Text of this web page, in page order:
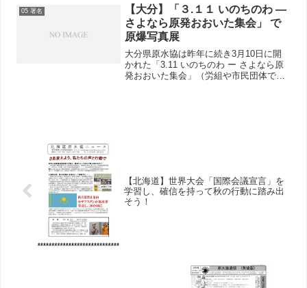
が参加しました。健生会から参加した8人
から、「原発被害...
05 署名
【大分】「３.１１ いのちのわ ―
さよなら原発おおいた集会」 で
原爆写真展
大分県原水協は昨年に続き3月10日に開
かれた「3.11 いのちのわ ー さよなら原
発おおいた集会」（労組や市民団体で構
【北海道】世界大会「国際会議宣言」を
学習し、確信を持って秋の行動に踏み出
そう！